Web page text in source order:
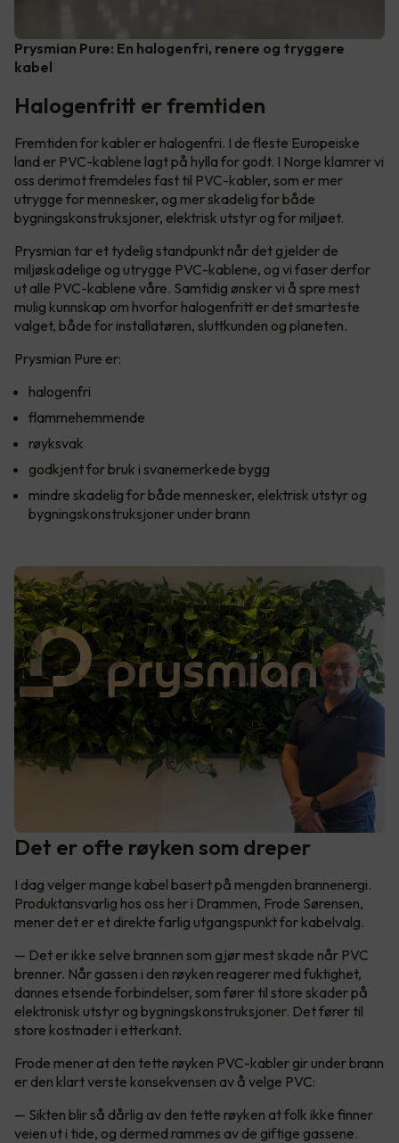
Prysmian Pure: En halogenfri, renere og tryggere
kabel
Halogenfritt er fremtiden
Fremtiden for kabler er halogenfri. I de fleste Europeiske
land er PVC-kablene lagt på hylla for godt. I Norge klamrer vi
oss derimot fremdeles fast til PVC-kabler, som er mer
utrygge for mennesker, og mer skadelig for både
bygningskonstruksjoner, elektrisk utstyr og for miljøet.
Prysmian tar et tydelig standpunkt når det gjelder de
miljøskadelige og utrygge PVC-kablene, og vi faser derfor
ut alle PVC-kablene våre. Samtidig ønsker vi å spre mest
mulig kunnskap om hvorfor halogenfritt er det smarteste
valget, både for installatøren, sluttkunden og planeten.
Prysmian Pure er:
halogenfri
flammehemmende
røyksvak
godkjent for bruk i svanemerkede bygg
mindre skadelig for både mennesker, elektrisk utstyr og
bygningskonstruksjoner under brann
Det er ofte røyken som dreper
I dag velger mange kabel basert på mengden brannenergi.
Produktansvarlig hos oss her i Drammen, Frode Sørensen,
mener det er et direkte farlig utgangspunkt for kabelvalg.
— Det er ikke selve brannen som gjør mest skade når PVC
brenner. Når gassen i den røyken reagerer med fuktighet,
dannes etsende forbindelser, som fører til store skader på
elektronisk utstyr og bygningskonstruksjoner. Det fører til
store kostnader i etterkant.
Frode mener at den tette røyken PVC-kabler gir under brann
er den klart verste konsekvensen av å velge PVC:
— Sikten blir så dårlig av den tette røyken at folk ikke finner
veien ut i tide, og dermed rammes av de giftige gassene.